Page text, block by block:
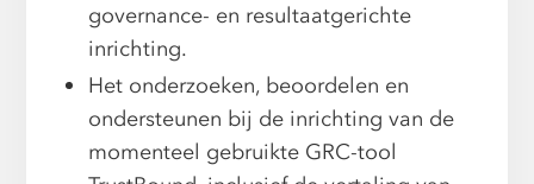
governance- en resultaatgerichte
inrichting.
Het onderzoeken, beoordelen en
ondersteunen bij de inrichting van de
momenteel gebruikte GRC-tool